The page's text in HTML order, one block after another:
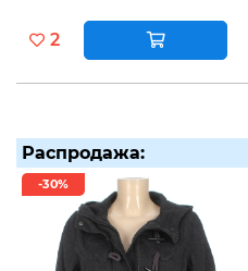
2
Распродажа:
-30%